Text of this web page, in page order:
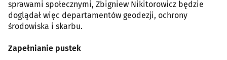
sprawami społecznymi, Zbigniew Nikitorowicz będzie
doglądał więc departamentów geodezji, ochrony
środowiska i skarbu.
Zapełnianie pustek